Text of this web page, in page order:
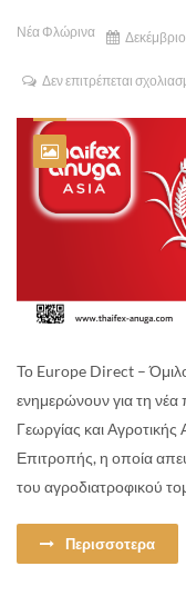
Νέα Φλώρινα
Δεν επιτρέπεται
Το Europe Direct –
ενημερώνουν για τη
Γεωργίας και
Επιτροπής, η οποία
του αγροδιατροφικού
Περισσοτερα